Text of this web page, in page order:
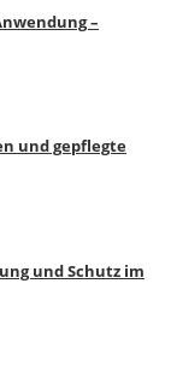
–
und gepflegte
und Schutz im